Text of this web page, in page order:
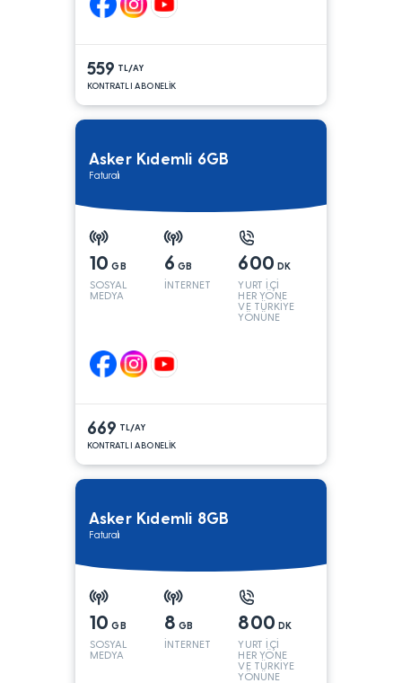
559 TL/AY
KONTRATLI ABONELİK
Asker Kıdemli 6GB
Faturalı
10 GB
SOSYAL
MEDYA
6 GB
İNTERNET
600 DK
YURT İÇİ
HER YÖNE
VE TÜRKİYE
YÖNÜNE
669 TL/AY
KONTRATLI ABONELİK
Asker Kıdemli 8GB
Faturalı
10 GB
SOSYAL
MEDYA
8 GB
İNTERNET
800 DK
YURT İÇİ
HER YÖNE
VE TÜRKİYE
YÖNÜNE